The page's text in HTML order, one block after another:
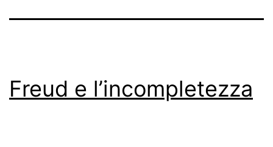
Freud e l’incompletezza